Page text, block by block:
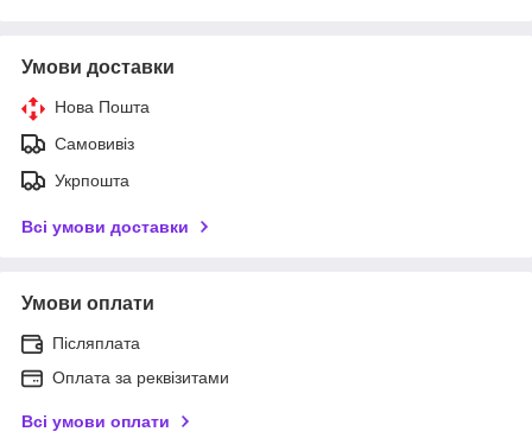
Умови доставки
Нова Пошта
Самовивіз
Укрпошта
Всі умови доставки
Умови оплати
Післяплата
Оплата за реквізитами
Всі умови оплати